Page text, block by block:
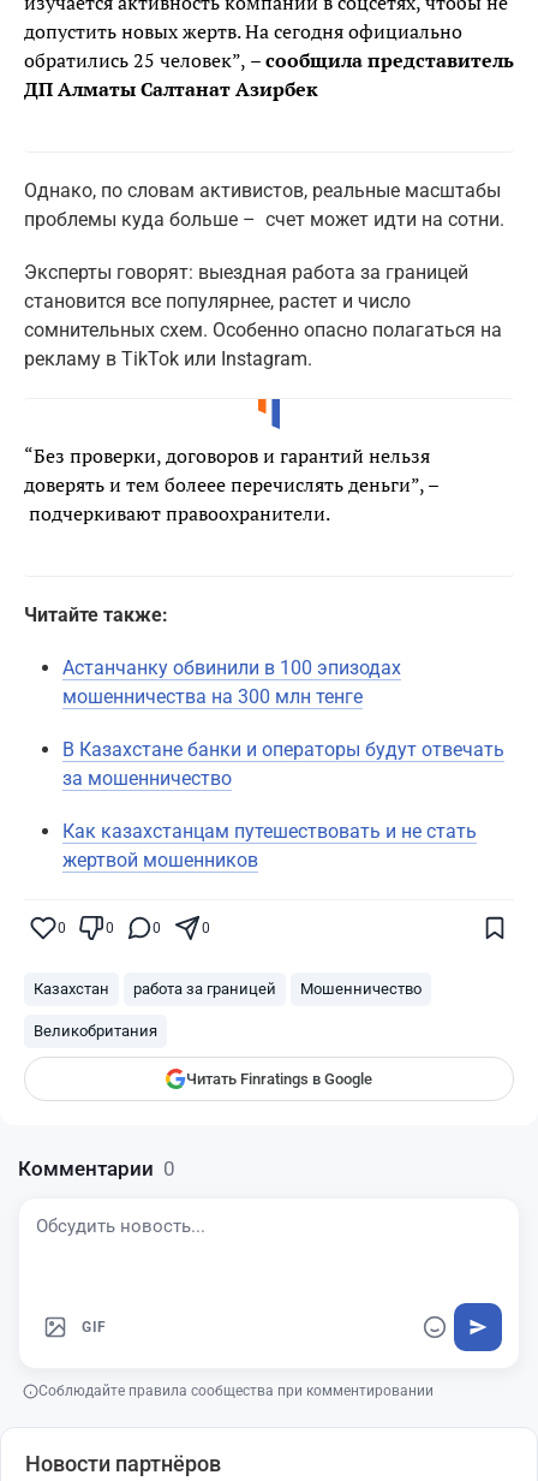
допустить новых жертв. На сегодня официально
обратились 25 человек”, – сообщила представитель
ДП Алматы Салтанат Азирбек
Однако, по словам активистов, реальные масштабы
проблемы куда больше – счет может идти на сотни.
Эксперты говорят: выездная работа за границей
становится все популярнее, растет и число
сомнительных схем. Особенно опасно полагаться на
рекламу в TikTok или Instagram.
“Без проверки, договоров и гарантий нельзя
доверять и тем болеее перечислять деньги”, –
подчеркивают правоохранители.
Читайте также:
Астанчанку обвинили в 100 эпизодах
мошенничества на 300 млн тенге
В Казахстане банки и операторы будут отвечать
за мошенничество
Как казахстанцам путешествовать и не стать
жертвой мошенников
0 0 0 0
Казахстан работа за границей Мошенничество
Великобритания
Читать Finratings в Google
Поставьте галочку рядом с
Finratings
Комментарии 0
GIF
Соблюдайте правила сообщества при комментировании